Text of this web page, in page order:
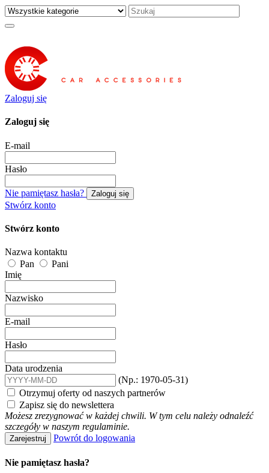
Zaloguj się
Zaloguj się
E-mail
Hasło
Nie pamiętasz hasła? Zaloguj się
Stwórz konto
Stwórz konto
Nazwa kontaktu
Pan
Pani
Imię
Nazwisko
E-mail
Hasło
Data urodzenia
(Np.: 1970-05-31)
Otrzymuj oferty od naszych partnerów
Zapisz się do newslettera
Możesz zrezygnować w każdej chwili. W tym celu należy odnaleźć
szczegóły w naszym regulaminie.
Zarejestruj Powrót do logowania
Nie pamiętasz hasła?